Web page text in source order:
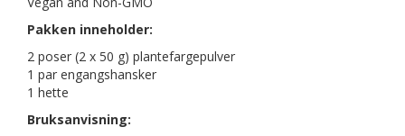
Pakken inneholder:
2 poser (2 x 50 g) plantefargepulver
1 par engangshansker
1 hette
Bruksanvisning: